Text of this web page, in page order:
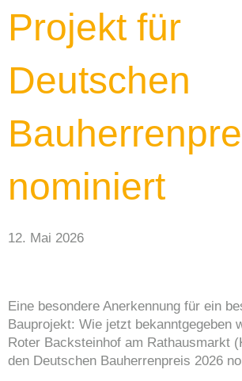
Projekt für
Deutschen
nominiert
12. Mai 2026
Eine besondere Anerkennung für ein
Bauprojekt: Wie jetzt bekanntgegeben
Roter Backsteinhof am Rathausmarkt
den Deutschen Bauherrenpreis 2026